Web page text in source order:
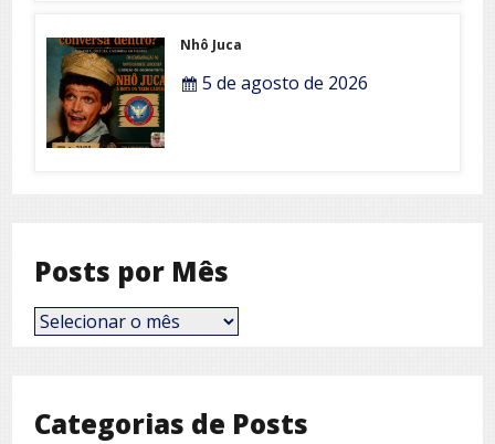
Nhô Juca
5 de agosto de 2026
Posts por Mês
Posts
por
Categorias de Posts